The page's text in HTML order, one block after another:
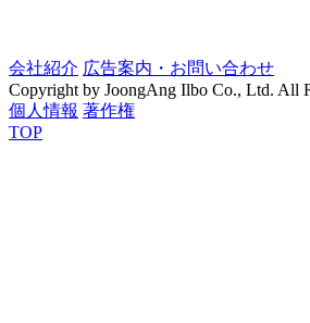
会社紹介 広告案内・お問い合わせ
Copyright by JoongAng Ilbo Co., Ltd. All
個人情報 著作権
TOP